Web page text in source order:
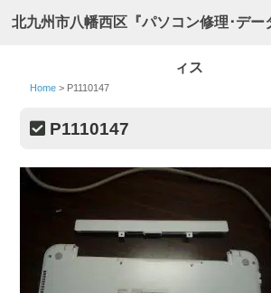
北九州市八幡西区『パソコン修理･デー
ィス
Home > P1110147
P1110147